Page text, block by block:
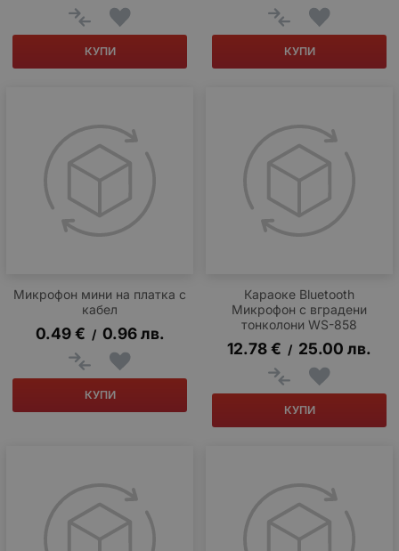
КУПИ КУПИ
Микрофон мини на платка с
кабел
0.49 € / 0.96 лв.
КУПИ
Караоке Bluetooth
Микрофон с вградени
тонколони WS-858
12.78€ / 25.00 лв.
КУПИ